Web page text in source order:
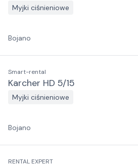
Myjki ciśnieniowe
Bojano
Smart-rental
Karcher HD 5/15
Myjki ciśnieniowe
Bojano
RENTAL EXPERT